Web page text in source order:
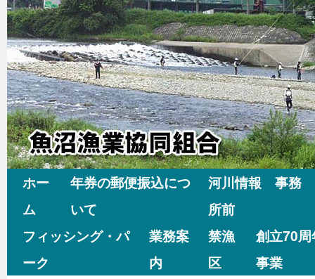
ホー
ム
年券の郵便振込につ
いて
河川情報 事務
所前
フィッシング・パ
ーク
業務案
内
禁漁
区
創立70
事業